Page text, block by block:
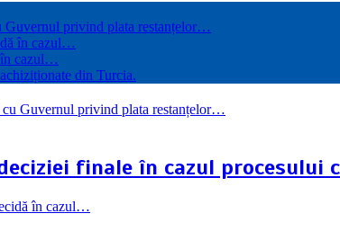
Guvernul privind plata restanțelor…
în cazul…
în cazul…
din Turcia.
finale în cazul